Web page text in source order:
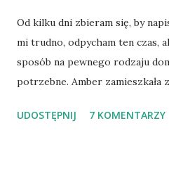
Od kilku dni zbieram się, by
mi trudno, odpycham ten czas,
sposób na pewnego rodzaju
potrzebne. Amber zamieszkała
Mazowieckim, pojechaliśmy na
UDOSTĘPNIJ 7 KOMENTARZY